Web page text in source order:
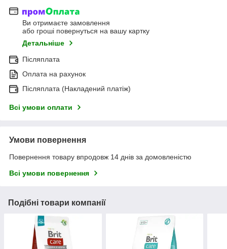
Ви отримаєте замовлення
або гроші повернуться на вашу картку
Детальніше
Післяплата
Оплата на рахунок
Післяплата (Накладений платіж)
Всі умови оплати
Умови повернення
Повернення товару впродовж 14 днів за домовленістю
Всі умови повернення
Подібні товари компанії